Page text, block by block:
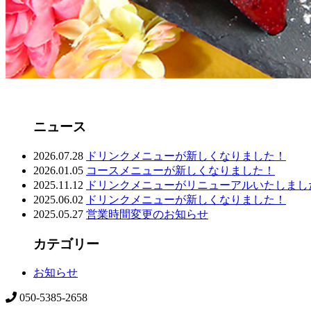
ニュース
2026.07.28 ドリンクメニューが新しくなりました！
2026.01.05 コースメニューが新しくなりました！
2025.11.12 ドリンクメニューがリニューアルいたしまし
2025.06.02 ドリンクメニューが新しくなりました！
2025.05.27 営業時間変更のお知らせ
カテゴリー
お知らせ
050-5385-2658